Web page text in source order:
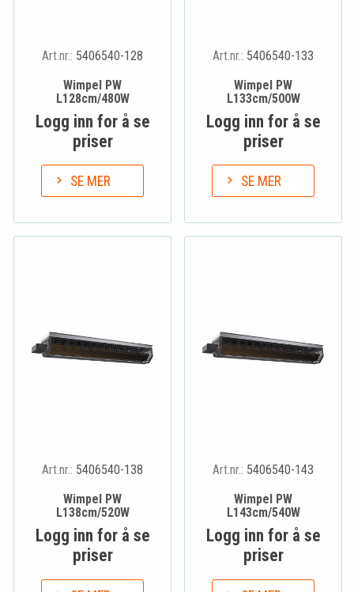
Art.nr.: 5406540-128
Wimpel PW
L128cm/480W
Logg inn for å se
priser
SE MER
Art.nr.: 5406540-133
Wimpel PW
L133cm/500W
Logg inn for å se
priser
SE MER
Art.nr.: 5406540-138
Wimpel PW
L138cm/520W
Logg inn for å se
priser
Art.nr.: 5406540-143
Wimpel PW
L143cm/540W
Logg inn for å se
priser